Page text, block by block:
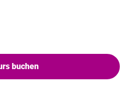
buchen